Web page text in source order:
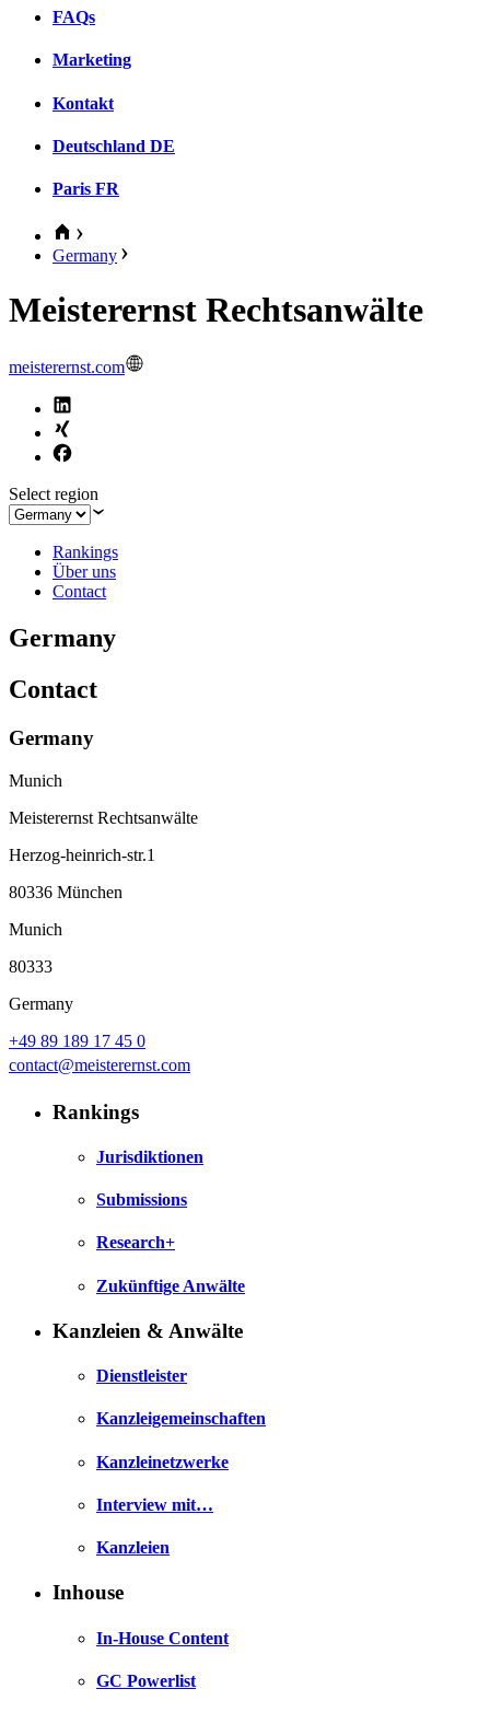
FAQs
Marketing
Kontakt
Deutschland DE
Paris FR
Germany
Meisterernst Rechtsanwälte
meisterernst.com
Select region
Rankings
Über uns
Contact
Germany
Contact
Germany
Munich
Meisterernst Rechtsanwälte
Herzog-heinrich-str.1
80336 München
Munich
80333
Germany
+49 89 189 17 45 0
contact@meisterernst.com
Rankings
Jurisdiktionen
Submissions
Research+
Zukünftige Anwälte
Kanzleien & Anwälte
Dienstleister
Kanzleigemeinschaften
Kanzleinetzwerke
Interview mit…
Kanzleien
Inhouse
In-House Content
GC Powerlist